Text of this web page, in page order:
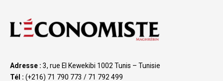
Adresse : 3, rue El Kewekibi 1002 Tunis – Tunisie
Tél : (+216) 71 790 773 / 71 792 499